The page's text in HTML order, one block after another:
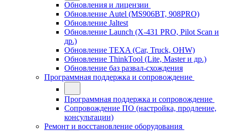
Обновления и лицензии
Обновление Autel (MS906BT, 908PRO)
Обновление Jaltest
Обновление Launch (X-431 PRO, Pilot Scan и
др.)
Обновление TEXA (Car, Truck, OHW)
Обновление ThinkTool (Lite, Master и др.)
Обновление баз развал-схождения
Программная поддержка и сопровождение
Программная поддержка и сопровождение
Сопровождение ПО (настройка, продление,
консультации)
Ремонт и восстановление оборудования